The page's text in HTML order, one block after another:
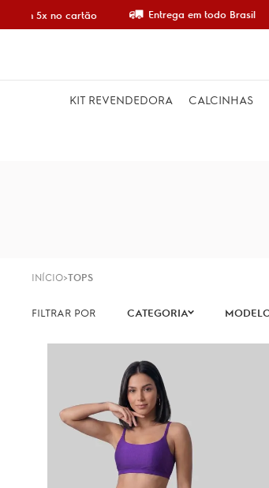
em 5x no cartão Entrega em todo Brasil
KIT REVENDEDORA CALCINHAS
INÍCIO TOPS
CATEGORIA